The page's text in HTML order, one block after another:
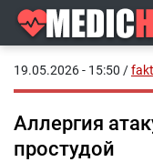
19.05.2026 - 15:50 /
Аллергия
простудой